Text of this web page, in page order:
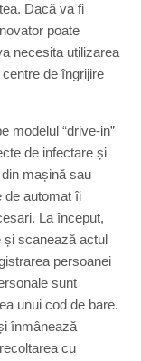
Dacă va fi
poate
necesita utilizarea
de îngrijire
modelul “drive-in”
de infectare și
mașină sau
de automat îi
La început,
și scanează actul
persoanei
sunt
unui cod de bare.
înmânează
cu